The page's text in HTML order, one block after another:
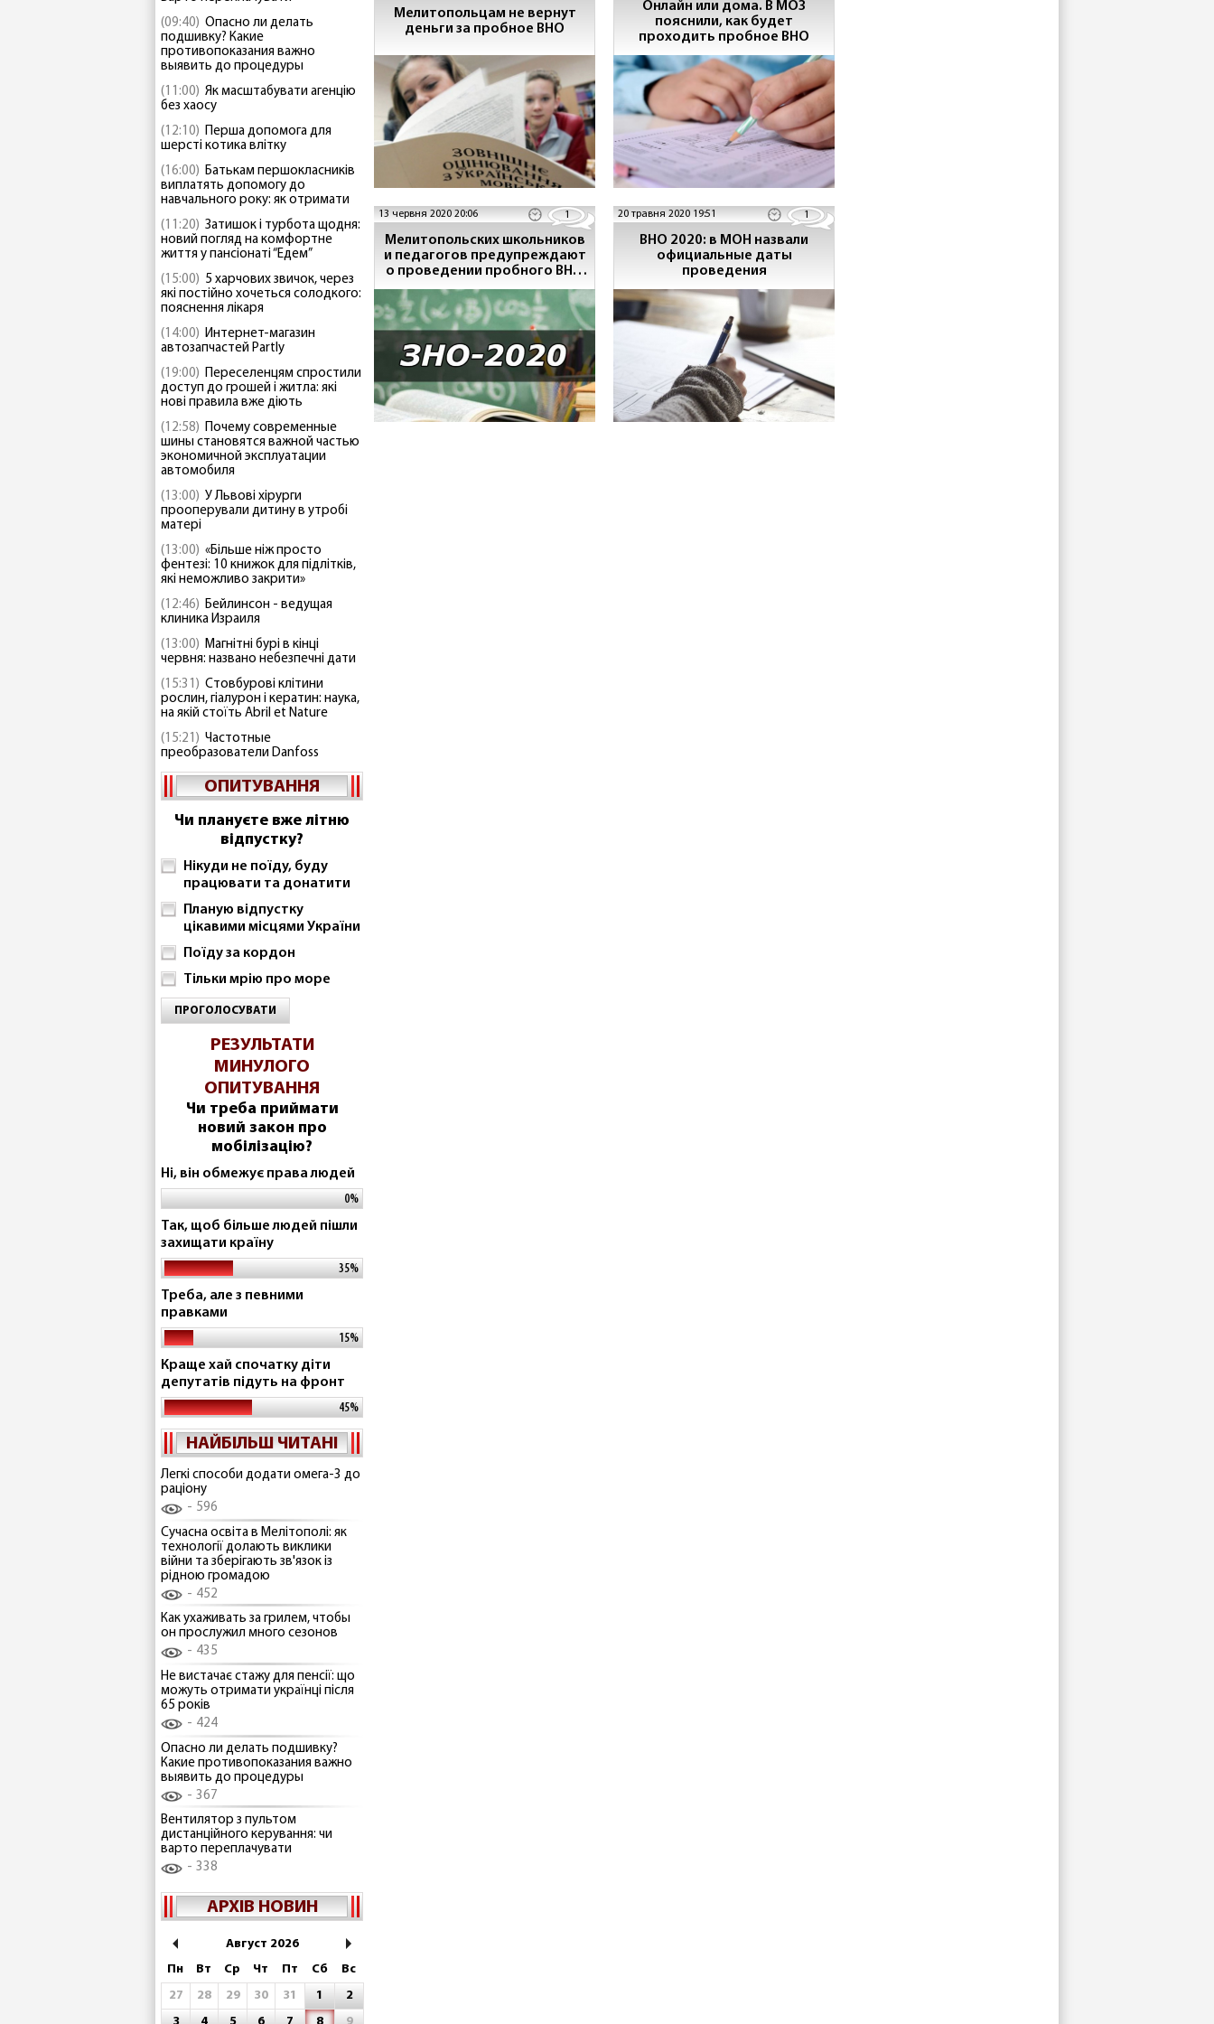
(09:40) Опасно ли делать
подшивку? Какие
противопоказания важно
выявить до процедуры
(11:00) Як масштабувати агенцію
без хаосу
(12:10) Перша допомога для
шерсті котика влітку
(16:00) Батькам першокласників
виплатять допомогу до
навчального року: як отримати
(11:20) Затишок і турбота щодня:
новий погляд на комфортне
життя у пансіонаті “Едем”
(15:00) 5 харчових звичок, через
які постійно хочеться солодкого:
пояснення лікаря
(14:00) Интернет-магазин
автозапчастей Partly
(19:00) Переселенцям спростили
доступ до грошей і житла: які
нові правила вже діють
(12:58) Почему современные
шины становятся важной частью
экономичной эксплуатации
автомобиля
(13:00) У Львові хірурги
прооперували дитину в утробі
матері
(13:00) «Більше ніж просто
фентезі: 10 книжок для підлітків,
які неможливо закрити»
(12:46) Бейлинсон - ведущая
клиника Израиля
(13:00) Магнітні бурі в кінці
червня: названо небезпечні дати
(15:31) Стовбурові клітини
рослин, гіалурон і кератин: наука,
на якій стоїть Abril et Nature
(15:21) Частотные
преобразователи Danfoss
ОПИТУВАННЯ
Чи плануєте вже літню
відпустку?
Нікуди не поїду, буду
працювати та донатити
Планую відпустку
цікавими місцями України
Поїду за кордон
Тільки мрію про море
ПРОГОЛОСУВАТИ
РЕЗУЛЬТАТИ
МИНУЛОГО
ОПИТУВАННЯ
Чи треба приймати
новий закон про
мобілізацію?
Ні, він обмежує права людей
0%
Так, щоб більше людей пішли
захищати країну
35%
Треба, але з певними
правками
15%
Краще хай спочатку діти
депутатів підуть на фронт
45%
НАЙБІЛЬШ ЧИТАНІ
Легкі способи додати омега-3 до
раціону
596
Сучасна освіта в Мелітополі: як
технології долають виклики
війни та зберігають зв'язок із
рідною громадою
452
Как ухаживать за грилем, чтобы
он прослужил много сезонов
435
Не вистачає стажу для пенсії: що
можуть отримати українці після
65 років
424
Опасно ли делать подшивку?
Какие противопоказания важно
выявить до процедуры
367
Вентилятор з пультом
дистанційного керування: чи
варто переплачувати
338
АРХІВ НОВИН
Август 2026
Пн
Вт Ср Чт Пт Сб
Вс
27
28 29 30 31 1
2
Мелитопольцам не вернут
деньги за пробное ВНО
Онлайн или дома. В МОЗ
пояснили, как будет
проходить пробное ВНО
13 червня 2020 20:06 1
Мелитопольских школьников
и педагогов предупреждают
о проведении пробного ВНО
онлайн
20 травня 2020 19:51 1
ВНО 2020: в МОН назвали
официальные даты
проведения